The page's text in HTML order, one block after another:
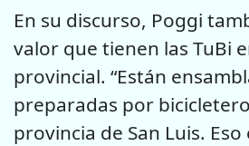
En su discurso, Poggi
valor que tienen las TuBi
provincial. “Están
preparadas por
provincia de San Luis.